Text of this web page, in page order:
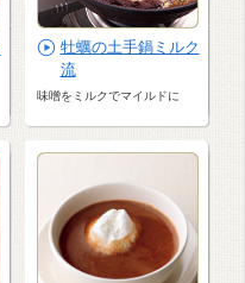
牡蠣の土手鍋ミルク
流
味噌をミルクでマイルドに